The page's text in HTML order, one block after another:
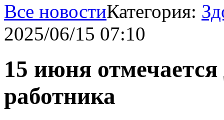
Все новостиКатегория:
2025/06/15 07:10
15 июня
работника